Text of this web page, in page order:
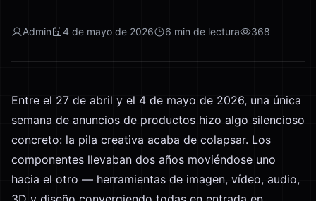
Admin 4 de mayo de 2026 6 min de lectura 368
Entre el 27 de abril y el 4 de mayo de 2026, una única
semana de anuncios de productos hizo algo silencioso
concreto: la pila creativa acaba de colapsar. Los
componentes llevaban dos años moviéndose uno
hacia el otro — herramientas de imagen, vídeo, audio,